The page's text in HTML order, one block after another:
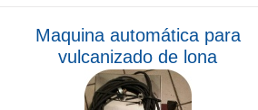
Maquina automática para
vulcanizado de lona